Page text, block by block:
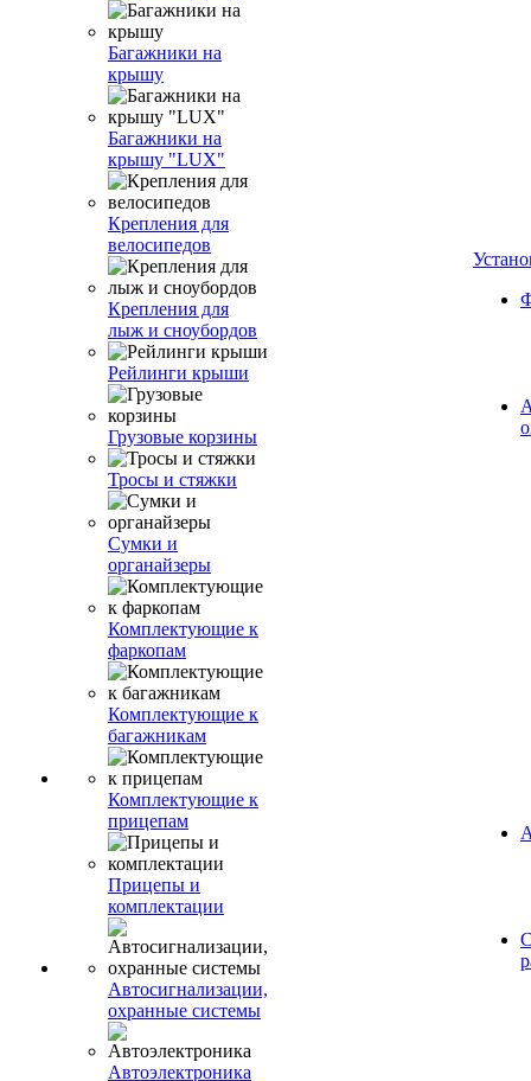
Багажники на
крышу
Багажники на
крышу "LUX"
Крепления для
велосипедов
Крепления для
лыж и сноубордов
Рейлинги крыши
Грузовые корзины
Тросы и стяжки
Сумки и
органайзеры
Комплектующие к
фаркопам
Комплектующие к
багажникам
Комплектующие к
прицепам
Прицепы и
комплектации
Автосигнализации,
охранные системы
Автоэлектроника